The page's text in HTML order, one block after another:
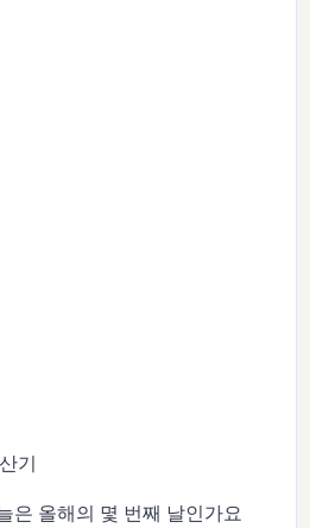
기
은 올해의 몇 번째 날인가요